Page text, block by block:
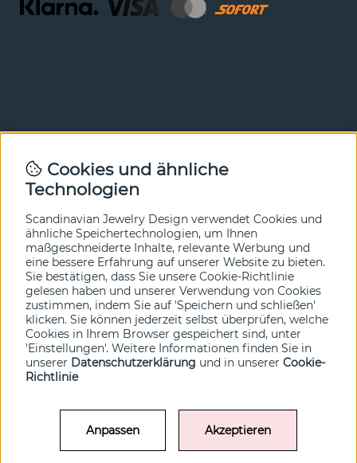
Newsletter
In unserem Newsletter erfahren Sie vor allen anderen
hier an.
Ja bitte!
© SCANDINAVIAN JEWELRY DESIGN / SJD of Sweden AB 2022
Cookies und ähnliche
Technologien
Scandinavian Jewelry Design verwendet Cookies und
ähnliche Speichertechnologien, um Ihnen
maßgeschneiderte Inhalte, relevante Werbung und
eine bessere Erfahrung auf unserer Website zu bieten.
Sie bestätigen, dass Sie unsere Cookie-Richtlinie
gelesen haben und unserer Verwendung von Cookies
zustimmen, indem Sie auf 'Speichern und schließen'
klicken. Sie können jederzeit selbst überprüfen, welche
Cookies in Ihrem Browser gespeichert sind, unter
'Einstellungen'. Weitere Informationen finden Sie in
unserer Datenschutzerklärung und in unserer Cookie-
Richtlinie
Anpassen Akzeptieren